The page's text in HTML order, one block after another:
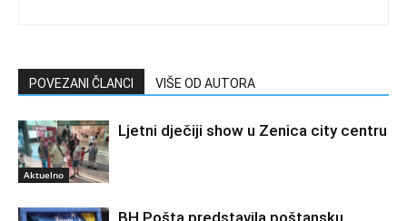
POVEZANI ČLANCI VIŠE OD AUTORA
Aktuelno
Ljetni dječiji show u Zenica city centru
BH Pošta predstavila poštansku